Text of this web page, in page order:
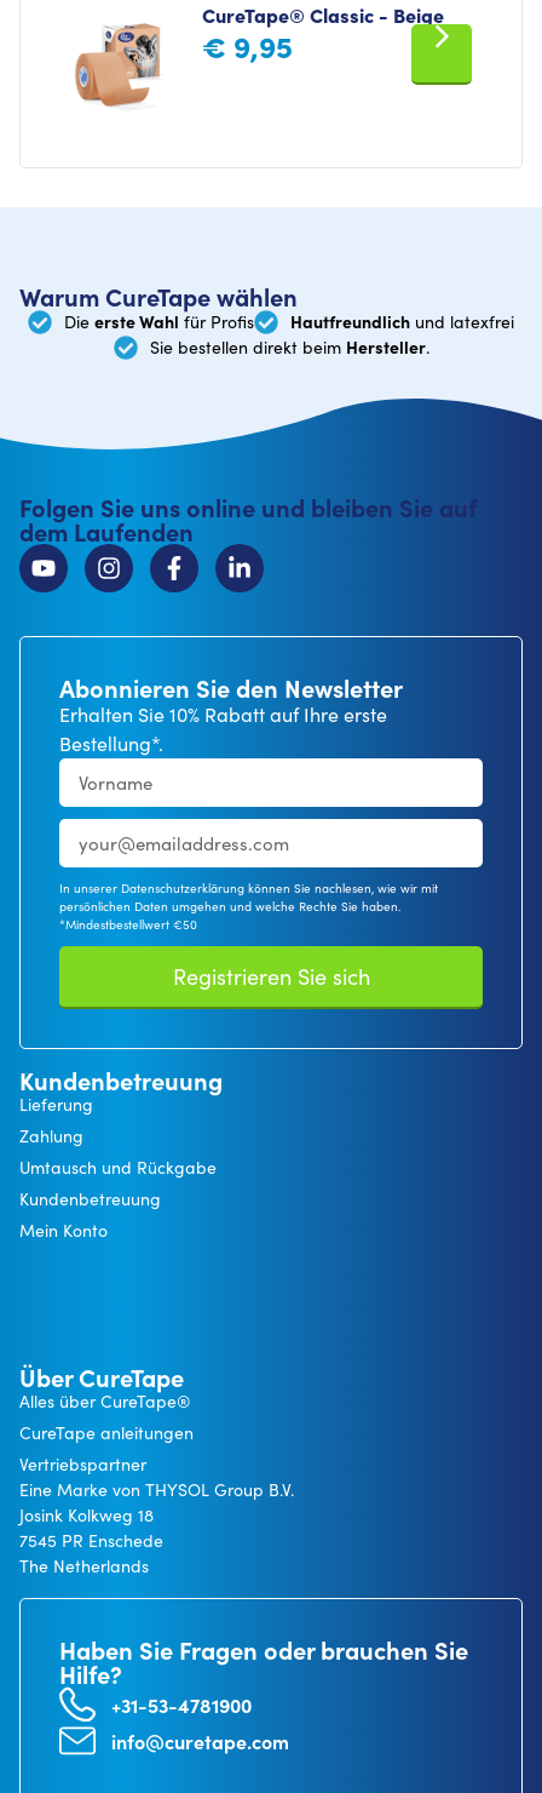
CureTape® Classic - Beige
€ 9,95
Warum CureTape wählen
Die erste Wahl für Profis Hautfreundlich und latexfrei
Sie bestellen direkt beim Hersteller.
Folgen Sie uns online und bleiben Sie auf
dem Laufenden
Abonnieren Sie den Newsletter
Erhalten Sie 10% Rabatt auf Ihre erste
Bestellung*.
In unserer Datenschutzerklärung können Sie nachlesen, wie wir mit
persönlichen Daten umgehen und welche Rechte Sie haben.
*Mindestbestellwert €50
Registrieren Sie sich
Kundenbetreuung
Lieferung
Zahlung
Umtausch und Rückgabe
Kundenbetreuung
Mein Konto
Über CureTape
Alles über CureTape®
CureTape anleitungen
Vertriebspartner
Eine Marke von THYSOL Group B.V.
Josink Kolkweg 18
7545 PR Enschede
The Netherlands
Haben Sie Fragen oder brauchen Sie
Hilfe?
+31-53-4781900
info@curetape.com